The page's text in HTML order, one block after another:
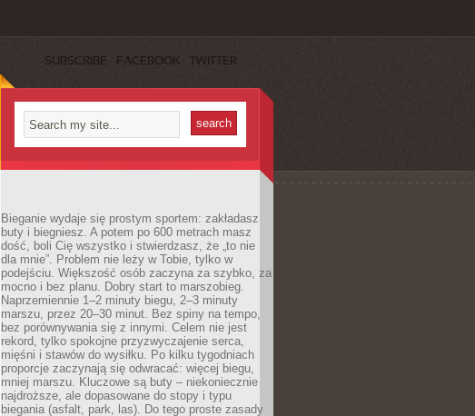
SUBSCRIBE FACEBOOK TWITTER
Bieganie wydaje się prostym sportem: zakładasz
buty i biegniesz. A potem po 600 metrach masz
dość, boli Cię wszystko i stwierdzasz, że „to nie
dla mnie”. Problem nie leży w Tobie, tylko w
podejściu. Większość osób zaczyna za szybko, za
mocno i bez planu. Dobry start to marszobieg.
Naprzemiennie 1–2 minuty biegu, 2–3 minuty
marszu, przez 20–30 minut. Bez spiny na tempo,
bez porównywania się z innymi. Celem nie jest
rekord, tylko spokojne przyzwyczajenie serca,
mięśni i stawów do wysiłku. Po kilku tygodniach
proporcje zaczynają się odwracać: więcej biegu,
mniej marszu. Kluczowe są buty – niekoniecznie
najdroższe, ale dopasowane do stopy i typu
biegania (asfalt, park, las). Do tego proste zasady